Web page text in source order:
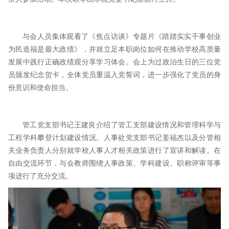
与会人员集体观看了《焦点访谈》专题片《踏踏实实干事创业
为民造福是最大政绩》，并就立足本职岗位如何在推动学校高质量
发展中践行正确政绩观分享学习体会。会上为过政治生日的三位党
员颁发纪念贺卡，全体党员重温入党誓词，进一步强化了党员的身
份意识和使命担当。
管工党支部书记王建良介绍了管工支部建设情况和管理科学与
工程学科攀登计划建设情况。人事处党支部书记姜福杰以及分管相
关业务负责人分别就学校人事人才相关政策进行了宣讲和解读。在
自由交流环节，与会教师围绕人事政策、学科建设、职称评审等事
项进行了充分交流。